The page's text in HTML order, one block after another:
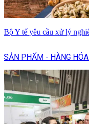
Bộ Y tế yêu cầu xử lý
SẢN PHẨM - HÀNG